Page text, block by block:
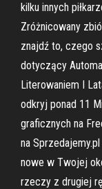
kilku innych
Zróżnicowany
znajdź to, czego
dotyczący
Literowaniem I
odkryj ponad 11
graficznych na
na
nowe w Twojej
rzeczy z drugiej